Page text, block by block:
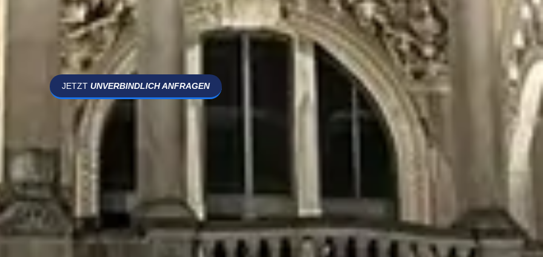
JETZT UNVERBINDLICH ANFRAGEN